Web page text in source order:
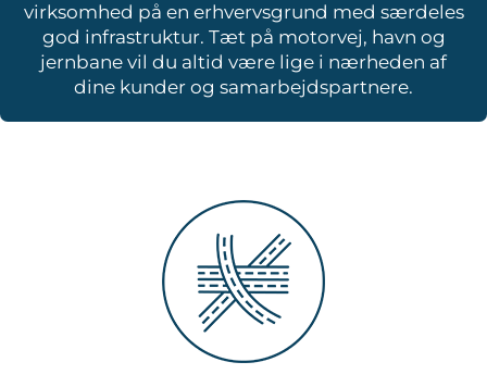
virksomhed på en erhvervsgrund med særdeles
god infrastruktur. Tæt på motorvej, havn og
jernbane vil du altid være lige i nærheden af
dine kunder og samarbejdspartnere.